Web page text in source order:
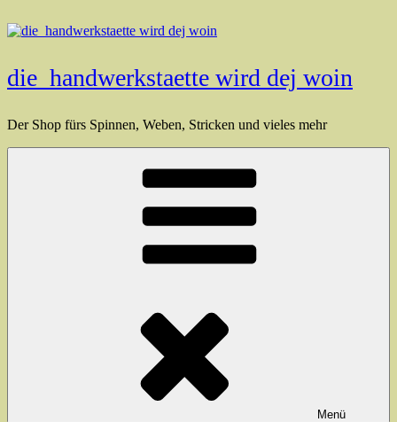
Inhalt
die_handwerkstaette wird dej woin
Der Shop fürs Spinnen, Weben, Stricken und vieles mehr
Menü